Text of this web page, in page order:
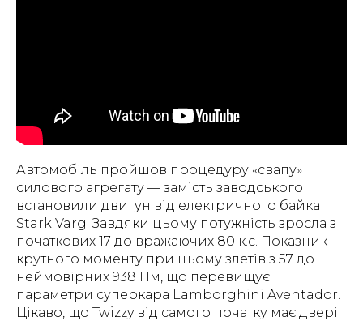
Автомобіль пройшов процедуру «свапу»
силового агрегату — замість заводського
встановили двигун від електричного байка
Stark Varg. Завдяки цьому потужність зросла з
початкових 17 до вражаючих 80 к.с. Показник
крутного моменту при цьому злетів з 57 до
неймовірних 938 Нм, що перевищує
параметри суперкара Lamborghini Aventador.
Цікаво, що Twizzy від самого початку має двері